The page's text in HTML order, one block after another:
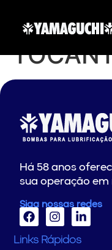
Há 58 anos
sua operação
Siga nossas redes
Links Rápidos